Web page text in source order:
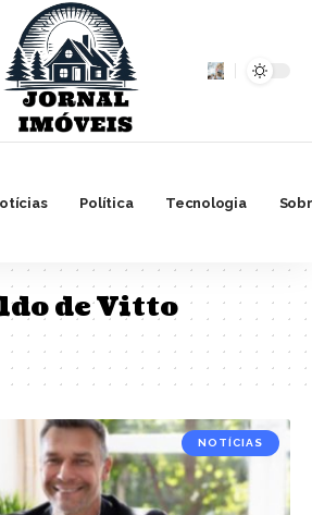
Política Tecnologia
de Vitto
NOTÍCIAS